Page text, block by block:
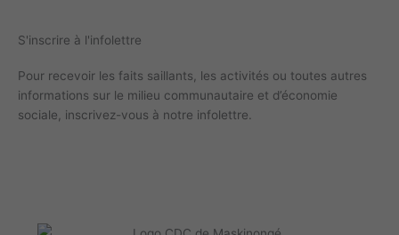
S'inscrire à l'infolettre
Pour recevoir les faits saillants, les activités ou toutes autres
informations sur le milieu communautaire et d’économie
sociale, inscrivez-vous à notre infolettre.